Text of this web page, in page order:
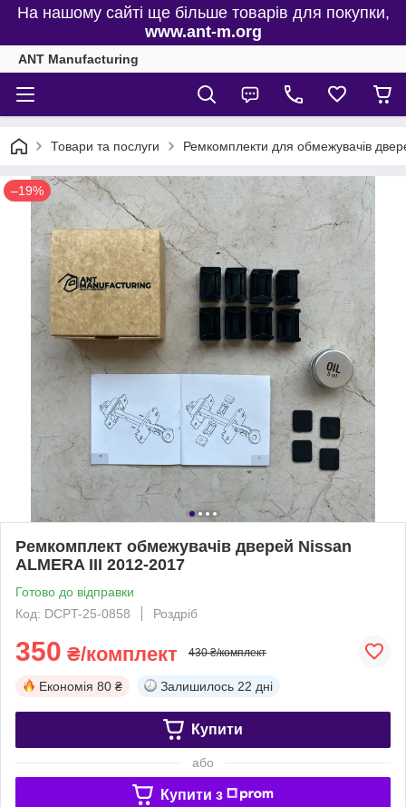
На нашому сайті ще більше товарів для покупки,
www.ant-m.org
ANT Manufacturing
Товари та послуги Ремкомплекти для обмежувачів
–19%
Ремкомплект обмежувачів дверей Nissan
ALMERA III 2012-2017
Готово до відправки
Код: DCPT-25-0858
Роздріб
350 ₴/комплект 430 ₴/комплект
Економія 80 ₴ Залишилось 22 дні
Купити
або
Купити з